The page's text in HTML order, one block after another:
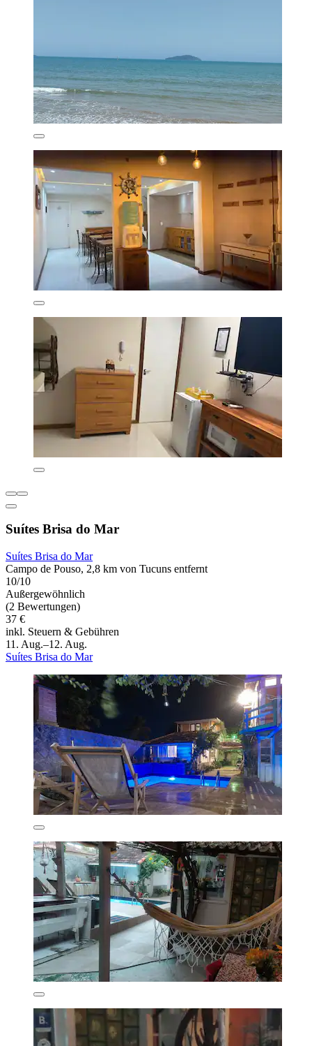
Suítes Brisa do Mar
Suítes Brisa do Mar
Campo de Pouso, 2,8 km von Tucuns entfernt
10/10
Außergewöhnlich
(2 Bewertungen)
37 €
inkl. Steuern & Gebühren
11. Aug.–12. Aug.
Suítes Brisa do Mar